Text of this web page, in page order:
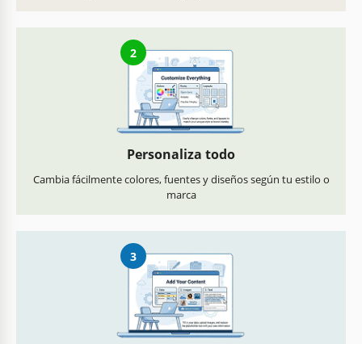
2
Personaliza todo
Cambia fácilmente colores, fuentes y diseños según tu estilo o
marca
3